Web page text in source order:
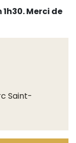
Merci de
Saint-